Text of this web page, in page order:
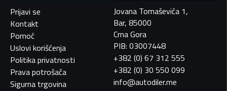
Prijavi se
Kontakt
Pomoć
Uslovi korišćenja
Politika privatnosti
Prava potrošača
Sigurna trgovina
Jovana Tomaševića 1,
Bar, 85000
Crna Gora
PIB: 03007448
+382 (0) 67 312 555
+382 (0) 30 550 099
info@autodiler.me